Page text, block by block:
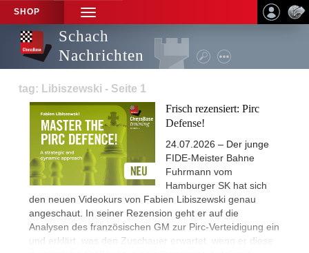
SHOP
TOGGLE
NAVIGATION
Schach
Nachrichten
tag: Libiszewski - Seite 1
Frisch rezensiert: Pirc
Defense!
24.07.2026 – Der junge
FIDE-Meister Bahne
Fuhrmann vom
Hamburger SK hat sich
den neuen Videokurs von Fabien Libiszewski genau
angeschaut. In seiner Rezension geht er auf die
Analysen des französischen GM zur Pirc-Verteidigung ein
und erklärt, was den Zuschauer erwartet, wenn er diese